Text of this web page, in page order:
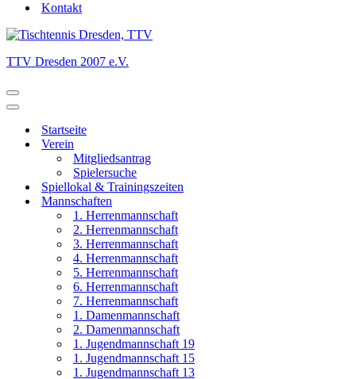
Kontakt
TTV Dresden 2007 e.V.
Navigationsmenü
Navigationsmenü
Startseite
Verein
Mitgliedsantrag
Spielersuche
Spiellokal & Trainingszeiten
Mannschaften
1. Herrenmannschaft
2. Herrenmannschaft
3. Herrenmannschaft
4. Herrenmannschaft
5. Herrenmannschaft
6. Herrenmannschaft
7. Herrenmannschaft
1. Damenmannschaft
2. Damenmannschaft
1. Jugendmannschaft 19
1. Jugendmannschaft 15
1. Jugendmannschaft 13